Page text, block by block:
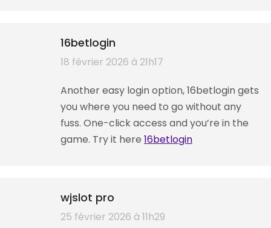
16betlogin
dit
18 février 2026 à 21h17
Another easy login option, 16betlogin gets
you where you need to go without any
fuss. One-click access and you’re in the
game. Try it here 16betlogin
wjslot pro
dit
25 février 2026 à 11h29